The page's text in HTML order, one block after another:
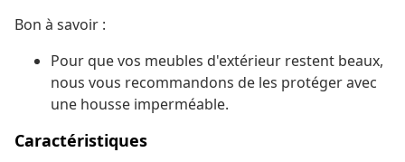
Bon à savoir :
Pour que vos meubles d'extérieur restent beaux,
nous vous recommandons de les protéger avec
une housse imperméable.
Caractéristiques